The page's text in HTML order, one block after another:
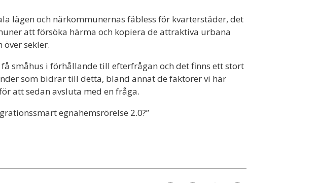
lägen och närkommunernas fäbless för kvarterstäder, det
att försöka härma och kopiera de attraktiva urbana
sekler.
småhus i förhållande till efterfrågan och det finns ett stort
som bidrar till detta, bland annat de faktorer vi här
att sedan avsluta med en fråga.
egnahemsrörelse 2.0?”